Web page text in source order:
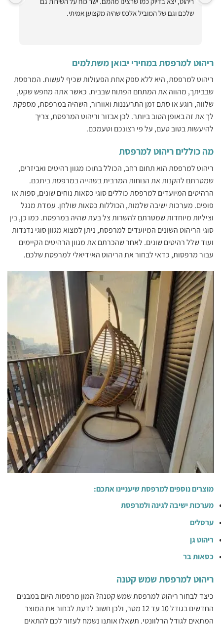
שלכם וגם של המוביל אלכס שהיה מקצוען אמיתי.
ריהוט למרפסת במחירי יבואן משתלמים
ריהוט למרפסת, היא ללא ספק אחת הפעולות שכיף לעשות. המרפסת
שבביתך, מהווה את המתחם הפתוח שבבית. כאשר אתה מחפש שקט,
שלווה, רוגע או סתם זמן התרעננות ואוורור, השהיה במרפסת, מספקת
לך את זה באופן הטוב ביותר. לכן אבזור וריהוט המרפסת, צריך
להיעשות בטוב טעם, על פי רצונכם וטעמכם.
מה כוללים ריהוט למרפסת
ריהוט למרפסת הוא תחום רחב, הכולל בתוכו מגוון רהיטים ואביזרים,
שמטרתם להקנות את הנוחות המרבית בשהייה במרפסת ביתכם.
הרהיטים המיועדים למרפסת כוללים סוגי כסאות נוחים שונים, ספות או
פופים. מערכות ישיבה שלמות, הכוללות כסאות שולחן. עמדת מנגל
וציליות מיוחדות שמטרתם להשרות צל בעת שהיה במרפסת. כמו כן, בין
סוגי הריהוט השונים המיועדים למרפסת, ניתן למצוא מגוון סוגי נדנדות
ועוד שלל רהיטים שונים. לאחר שהכרתם את מגוון הרהיטים הקיימים
עבור מרפסות, כדאי לבחור את הריהוט האידיאלי למרפסת שלכם.
מוצרים נוספים למרפסת שיעניינו אתכם:
מערכות ישיבה לגינה ולמרפסת
ערסלים
ריהוט גן
כסאות בר
ריהוט למרפסת שמש קטנה
כיצד לבחור ריהוט למרפסת שמש קטנה? המון מרפסות היום במבנים
החדשים בגודל 10 עד 12 מטר, ולכן חשוב לדעת לבחור את המוצר
המתאים לגודל הרלוונטי. תשאלו אותנו נשמח לעזור לכם להתאים